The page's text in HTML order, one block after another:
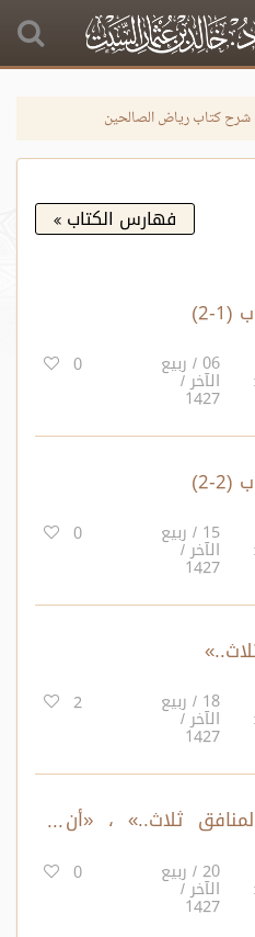
شرح كتاب رياض الصالحين
فهارس الكتاب
2)
06 / ربيع
الآخر /
1427
0
2)
15 / ربيع
الآخر /
1427
0
18 / ربيع
الآخر /
1427
2
ثلاث..» ، «أن
الرجال..»
20 / ربيع
الآخر /
1427
0